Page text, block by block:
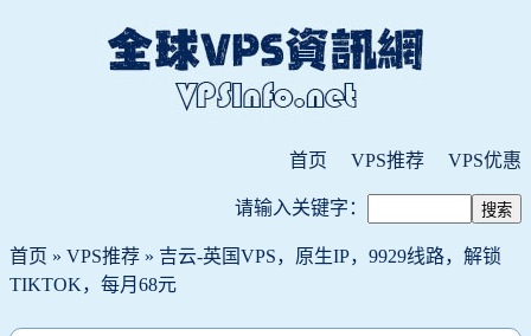
首页 VPS推荐 VPS优惠
请输入关键字：
首页 » VPS推荐 » 吉云-英国VPS，原生IP，9929线路，解锁
TIKTOK，每月68元